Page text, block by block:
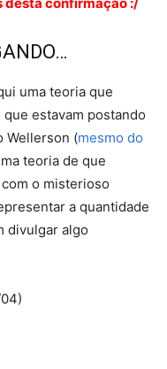
uma teoria que
estavam postando
Wellerson (mesmo do
teoria de que
o misterioso
a quantidade
divulgar algo